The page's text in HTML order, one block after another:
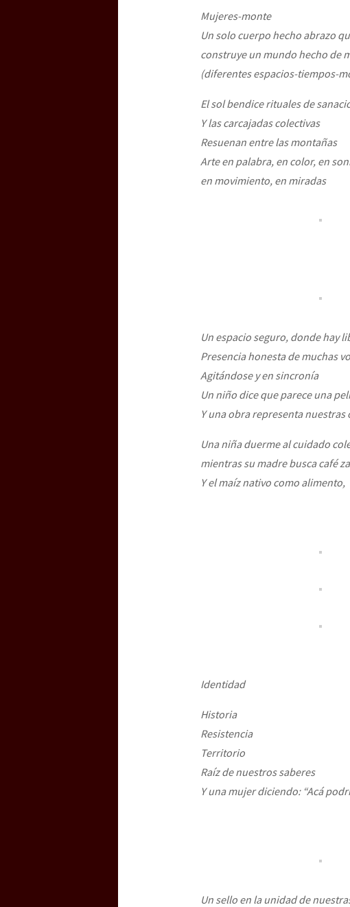
[25 abr – CDMX] Tokín por el
Mujeres-monte
Un solo cuerpo hecho abrazo
construye un mundo hecho de
(diferentes espacios-tiempos-
El sol bendice rituales de
Y las carcajadas colectivas
Resuenan entre las montañas
Arte en palabra, en color, en
en movimiento, en miradas
Un espacio seguro, donde hay
Presencia honesta de muchas
Agitándose y en sincronía
Un niño dice que parece una
Y una obra representa nuestras
Una niña duerme al cuidado
mientras su madre busca café
Y el maíz nativo como alimento,
Identidad
Historia
Resistencia
Territorio
Raíz de nuestros saberes
Y una mujer diciendo: “Acá
Un sello en la unidad de